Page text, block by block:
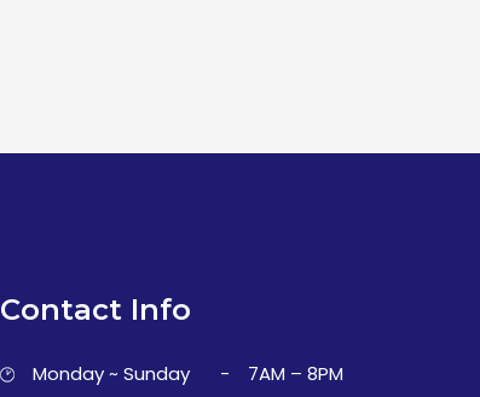
Contact Info
Monday ~ Sunday - 7AM – 8PM